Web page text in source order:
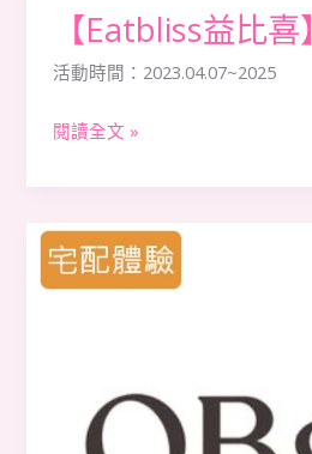
【Eatbliss益比喜】
活動時間：2023.04.07~2025
閱讀全文 »
【OBgE】